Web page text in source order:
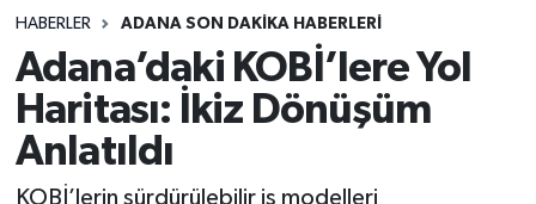
HABERLER ADANA SON DAKIKA HABERLERI
Adana’daki KOBİ’lere Yol
Haritası: İkiz Dönüşüm
Anlatıldı
KOBİ’lerin sürdürülebilir iş modelleri